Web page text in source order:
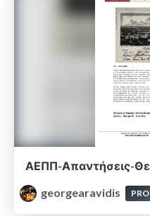
georgearavidis
PRO